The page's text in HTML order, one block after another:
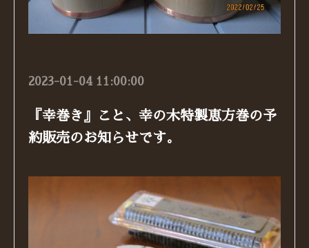
2023-01-04 11:00:00
『幸巻き』こと、幸の木特製恵方巻の予
約販売のお知らせです。